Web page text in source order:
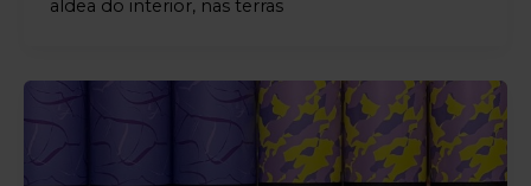
aldea do interior, nas terras